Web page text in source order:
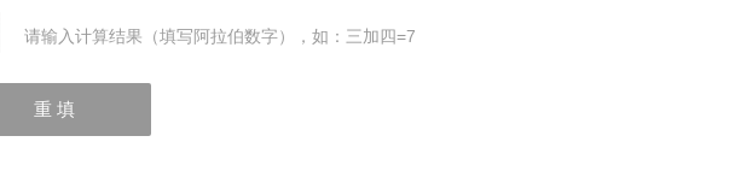
请输入计算结果（填写阿拉伯数字），如：三加四=7